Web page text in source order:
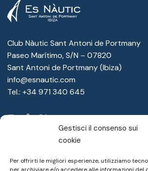
Gestisci il consenso sui
cookie
Per offrirti le migliori esperienze, utilizziamo
Club Nàutic Sant Antoni de Portmany
Paseo Marítimo, S/N – 07820
Sant Antoni de Portmany (Ibiza)
info@esnautic.com
Tel.: +34 971 340 645
Area Sportiva